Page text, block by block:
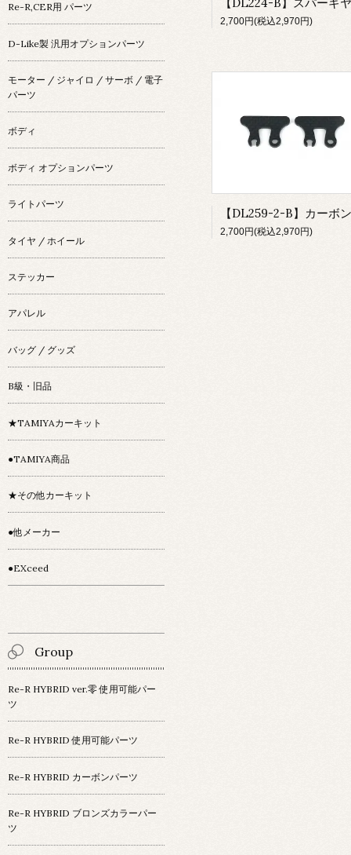
2,700円(税込2,970円)
2,700円(税込2,970円)
Re-R,CER用 パーツ
D-Like製 汎用オプションパーツ
モーター / ジャイロ / サーボ / 電子
パーツ
ボディ
ボディ オプションパーツ
ライトパーツ
タイヤ / ホイール
ステッカー
アパレル
バッグ / グッズ
B級・旧品
★TAMIYAカーキット
●TAMIYA商品
★その他カーキット
●他メーカー
●EXceed
Group
Re-R HYBRID ver.零 使用可能パー
ツ
Re-R HYBRID 使用可能パーツ
Re-R HYBRID カーボンパーツ
Re-R HYBRID ブロンズカラーパー
ツ